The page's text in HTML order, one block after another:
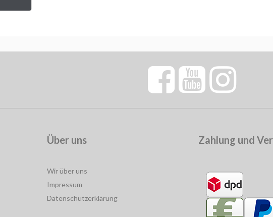
Über uns
Wir über uns
Impressum
Datenschutzerklärung
Zahlung und